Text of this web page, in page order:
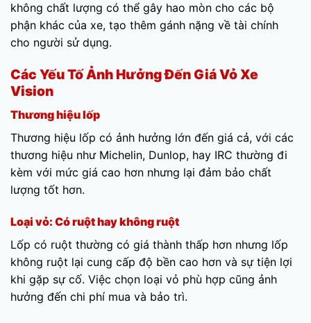
không chất lượng có thể gây hao mòn cho các bộ
phận khác của xe, tạo thêm gánh nặng về tài chính
cho người sử dụng.
Các Yếu Tố Ảnh Hưởng Đến Giá Vỏ Xe
Vision
Thương hiệu lốp
Thương hiệu lốp có ảnh hưởng lớn đến giá cả, với các
thương hiệu như Michelin, Dunlop, hay IRC thường đi
kèm với mức giá cao hơn nhưng lại đảm bảo chất
lượng tốt hơn.
Loại vỏ: Có ruột hay không ruột
Lốp có ruột thường có giá thành thấp hơn nhưng lốp
không ruột lại cung cấp độ bền cao hơn và sự tiện lợi
khi gặp sự cố. Việc chọn loại vỏ phù hợp cũng ảnh
hưởng đến chi phí mua và bảo trì.